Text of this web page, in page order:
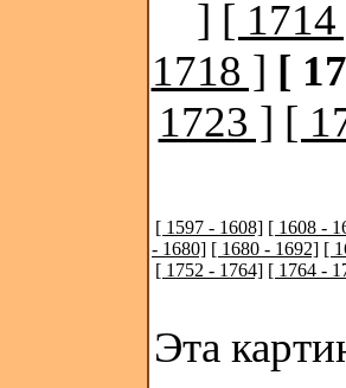
] [
1718 ] [
1723 ] [
[ 1597 - 1608] [ 1608 -
- 1680] [ 1680 - 1692] [
[ 1752 - 1764] [ 1764 -
Эта